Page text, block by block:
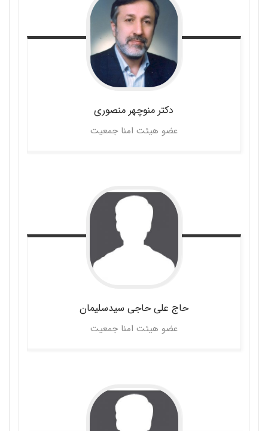
دکتر منوچهرمنصوری
عضو هیئت امنا جمعیت
حاج علیحاجی سیدسلیمان
عضو هیئت امنا جمعیت